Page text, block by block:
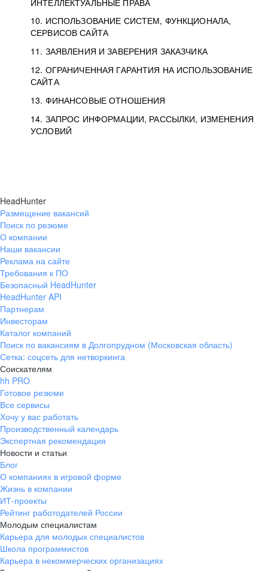
ИНТЕЛЛЕКТУАЛЬНЫЕ ПРАВА
10. ИСПОЛЬЗОВАНИЕ СИСТЕМ, ФУНКЦИОНАЛА,
СЕРВИСОВ САЙТА
11. ЗАЯВЛЕНИЯ И ЗАВЕРЕНИЯ ЗАКАЗЧИКА
12. ОГРАНИЧЕННАЯ ГАРАНТИЯ НА ИСПОЛЬЗОВАНИЕ
САЙТА
13. ФИНАНСОВЫЕ ОТНОШЕНИЯ
14. ЗАПРОС ИНФОРМАЦИИ, РАССЫЛКИ, ИЗМЕНЕНИЯ
УСЛОВИЙ
HeadHunter
Размещение вакансий
Поиск по резюме
О компании
Наши вакансии
Реклама на сайте
Требования к ПО
Безопасный HeadHunter
HeadHunter API
Партнерам
Инвесторам
Каталог компаний
Поиск по вакансиям в Долгопрудном (Московская область)
Сетка: соцсеть для нетворкинга
Соискателям
hh PRO
Готовое резюме
Все сервисы
Хочу у вас работать
Производственный календарь
Экспертная рекомендация
Новости и статьи
Блог
О компаниях в игровой форме
Жизнь в компании
ИТ-проекты
Рейтинг работодателей России
Молодым специалистам
Карьера для молодых специалистов
Школа программистов
Карьера в некоммерческих организациях